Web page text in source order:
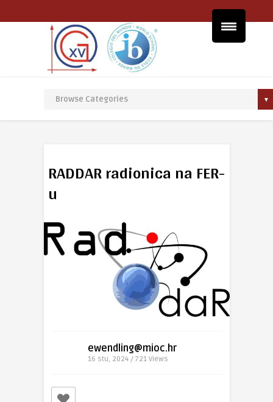
RADDAR radionica na FER-
u
ewendling@mioc.hr
16 stu, 2024 / 721 Views